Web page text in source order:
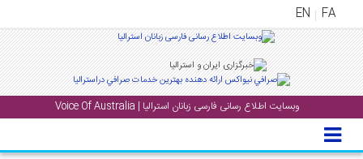
FA
EN
وبسایت اطلاع رسانی فارسی زبانان استرالیا | Voice Of Australia
منوی
اصلی